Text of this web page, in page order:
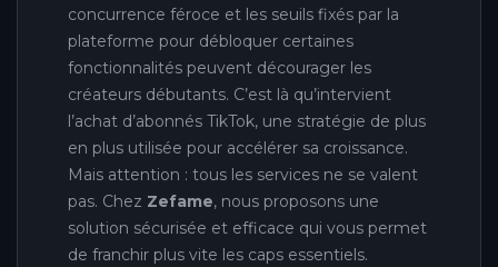
concurrence féroce et les seuils fixés par la
plateforme pour débloquer certaines
fonctionnalités peuvent décourager les
créateurs débutants. C’est là qu’intervient
l’achat d’abonnés TikTok, une stratégie de plus
en plus utilisée pour accélérer sa croissance.
Mais attention : tous les services ne se valent
pas. Chez Zefame, nous proposons une
solution sécurisée et efficace qui vous permet
de franchir plus vite les caps essentiels.